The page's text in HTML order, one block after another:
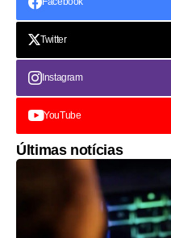
Twitter
Instagram
YouTube
Últimas notícias